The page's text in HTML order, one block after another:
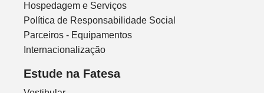
Hospedagem e Serviços
Política de Responsabilidade Social
Parceiros - Equipamentos
Internacionalização
Estude na Fatesa